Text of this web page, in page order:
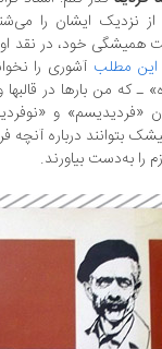
ایشان را می‌‏شناخت،
خود، در نقد او بیان
آشوری را
بارها در قالب‏ها و
و
درباره آنچه فردید
بیاورند.